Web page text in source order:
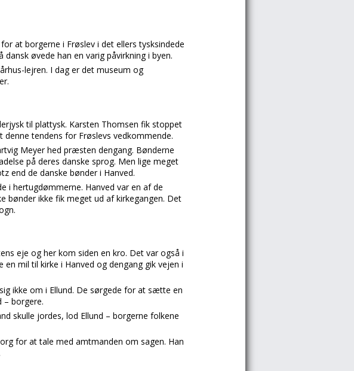
at borgerne i Frøslev i det ellers tysksindede
øvede han en varig påvirkning i byen.
lejren. I dag er det museum og
til plattysk. Karsten Thomsen fik stoppet
tendens for Frøslevs vedkommende.
Meyer hed præsten dengang. Bønderne
på deres danske sprog. Men lige meget
end de danske bønder i Hanved.
i hertugdømmerne. Hanved var en af de
bønder ikke fik meget ud af kirkegangen. Det
eje og her kom siden en kro. Det var også i
mil til kirke i Hanved og dengang gik vejen i
ikke om i Ellund. De sørgede for at sætte en
– borgere.
skulle jordes, lod Ellund – borgerne folkene
for at tale med amtmanden om sagen. Han